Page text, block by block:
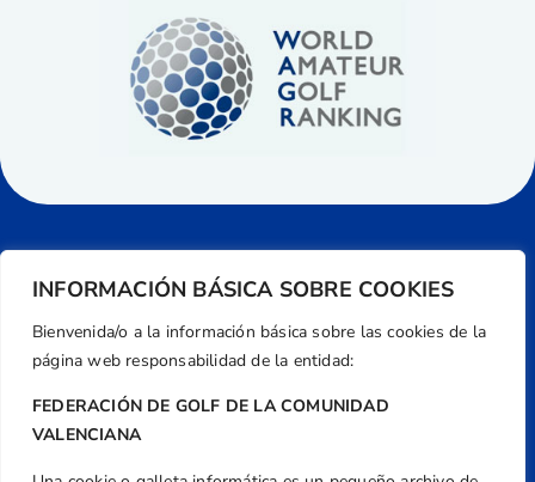
INFORMACIÓN BÁSICA SOBRE COOKIES
Bienvenida/o a la información básica sobre las cookies de la
página web responsabilidad de la entidad:
FEDERACIÓN DE GOLF DE LA COMUNIDAD
VALENCIANA